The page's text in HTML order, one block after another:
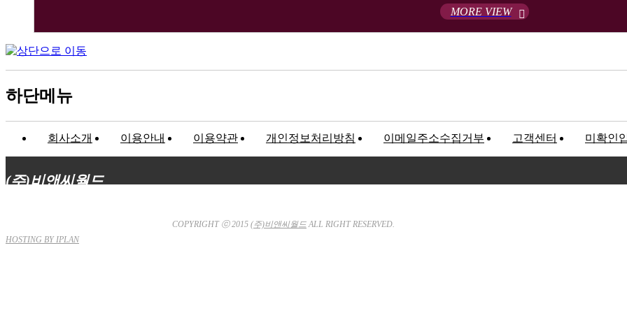
MORE VIEW
하단메뉴
회사소개 이용안내 이용약관 개인정보처리방침 이메일주소수집거부 고객센터 미확인
(주)비앤씨월드
COPYRIGHT ⓒ 2015 (주)비앤씨월드ALL RIGHT RESERVED.
HOSTING BY IPLAN